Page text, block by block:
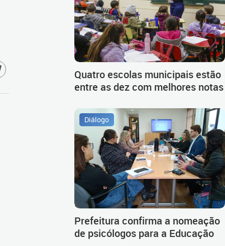
Quatro escolas municipais estão
entre as dez com melhores notas
Diálogo
Prefeitura confirma a nomeação
de psicólogos para a Educação